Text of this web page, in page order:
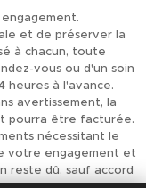
et de préserver la
à chacun, toute
vous ou d'un soin
heures à l'avance.
avertissement, la
pourra être facturée.
nécessitant le
votre engagement et
reste dû, sauf accord